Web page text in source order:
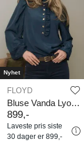
Nyhet
FLOYD
Bluse Vanda Lyocell
899,-
Laveste pris siste
30 dager er 899,-